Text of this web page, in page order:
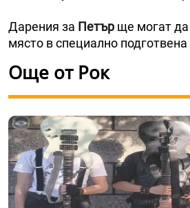
Дарения за Петър ще могат да
място в специално подготвена
Още от Рок